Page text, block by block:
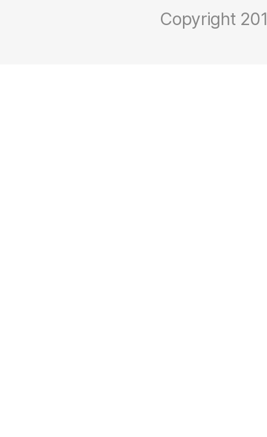
Copyright